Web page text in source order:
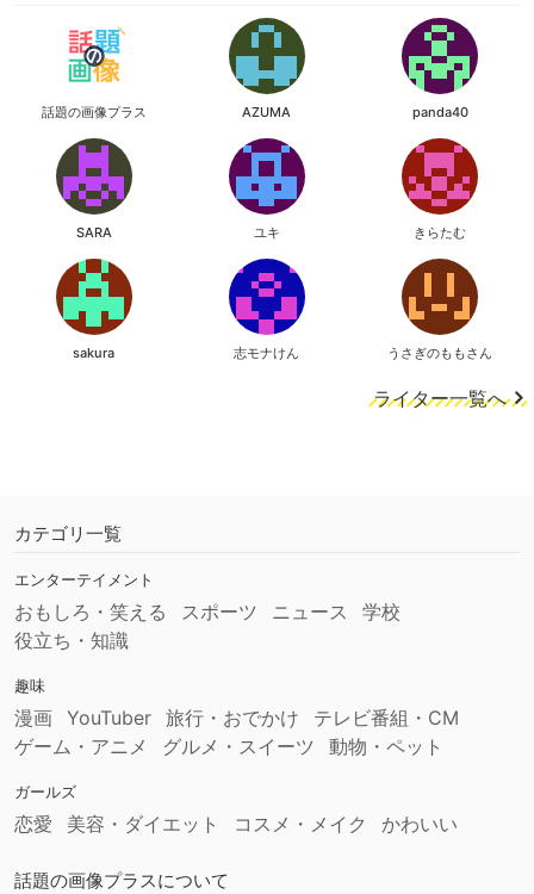
話題の画像プラス AZUMA panda40
SARA ユキ きらたむ
sakura 志モナけん うさぎのももさん
ライター一覧へ
カテゴリ一覧
エンターテイメント
おもしろ・笑える スポーツ ニュース
学校
役立ち・知識
趣味
漫画 YouTuber 旅行・おでかけ
テレビ番組・CM
ゲーム・アニメ
グルメ・スイーツ 動物・ペット
ガールズ
恋愛 美容・ダイエット コスメ・メイク かわいい
話題の画像プラスについて